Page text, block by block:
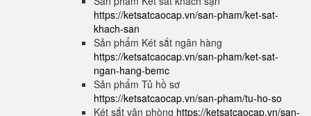
https://ketsatcaocap.vn/san-pham/ket-sat-
khach-san
Sản phẩm Két sắt ngân hàng
https://ketsatcaocap.vn/san-pham/ket-sat-
ngan-hang-bemc
Sản phẩm Tủ hồ sơ
https://ketsatcaocap.vn/san-pham/tu-ho-so
Két sắt văn phòng https://ketsatcaocap.vn/san-